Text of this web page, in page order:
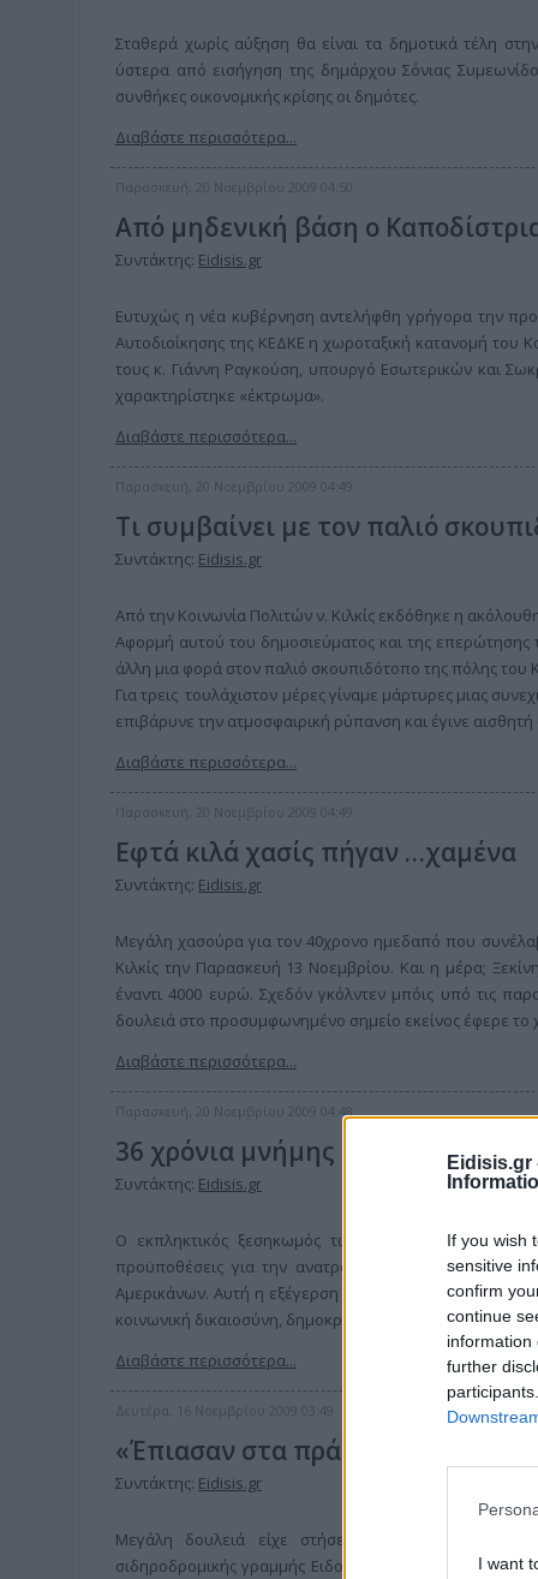
Eidisis.gr
If you wish
sensitive
confirm
continue
information
further
I want
Σταθερά χωρίς αύξηση θα είναι τα δημοτικά τέλη
ύστερα από εισήγηση της δημάρχου Σόνιας
συνθήκες οικονομικής κρίσης οι δημότες.
Διαβάστε περισσότερα...
Παρασκευή, 20 Νοεμβρίου 2009 04:50
Από μηδενική βάση ο
Συντάκτης: Eidisis.gr
Ευτυχώς η νέα κυβέρνηση αντελήφθη γρήγορα την
Αυτοδιοίκησης της ΚΕΔΚΕ η χωροταξική κατανομή του
τους κ. Γιάννη Ραγκούση, υπουργό Εσωτερικών και
χαρακτηρίστηκε «έκτρωμα».
Διαβάστε περισσότερα...
Παρασκευή, 20 Νοεμβρίου 2009 04:49
Τι συμβαίνει με τον παλιό
Συντάκτης: Eidisis.gr
Από την Κοινωνία Πολιτών ν. Κιλκίς εκδόθηκε η
Αφορμή αυτού του δημοσιεύματος και της επερώτησης
άλλη μια φορά στον παλιό σκουπιδότοπο της πόλης του
Για τρεις τουλάχιστον μέρες γίναμε μάρτυρες μιας
επιβάρυνε την ατμοσφαιρική ρύπανση και έγινε
Διαβάστε περισσότερα...
Παρασκευή, 20 Νοεμβρίου 2009 04:49
Εφτά κιλά χασίς πήγαν …χαμένα
Συντάκτης: Eidisis.gr
Μεγάλη χασούρα για τον 40χρονο ημεδαπό που
Κιλκίς την Παρασκευή 13 Νοεμβρίου. Και η μέρα;
έναντι 4000 ευρώ. Σχεδόν γκόλντεν μπόις υπό τις
δουλειά στο προσυμφωνημένο σημείο εκείνος έφερε το
Διαβάστε περισσότερα...
Παρασκευή, 20 Νοεμβρίου 2009 04:48
36 χρόνια μνήμης και αγώνα
Συντάκτης: Eidisis.gr
Ο εκπληκτικός ξεσηκωμός των φοιτητών, των
προϋποθέσεις για την ανατροπή της στυγνής
Αμερικάνων. Αυτή η εξέγερση ανανέωσε,
κοινωνική δικαιοσύνη, δημοκρατία, εθνική ανεξαρτησία,
Διαβάστε περισσότερα...
Δευτέρα, 16 Νοεμβρίου 2009 03:49
«Έπιασαν στα πράσα» αλλοδαπό με
Συντάκτης: Eidisis.gr
Μεγάλη δουλειά είχε στήσει, προφανώς με τους
σιδηροδρομικής γραμμής Ειδομένης - Πολυκάστρου οι